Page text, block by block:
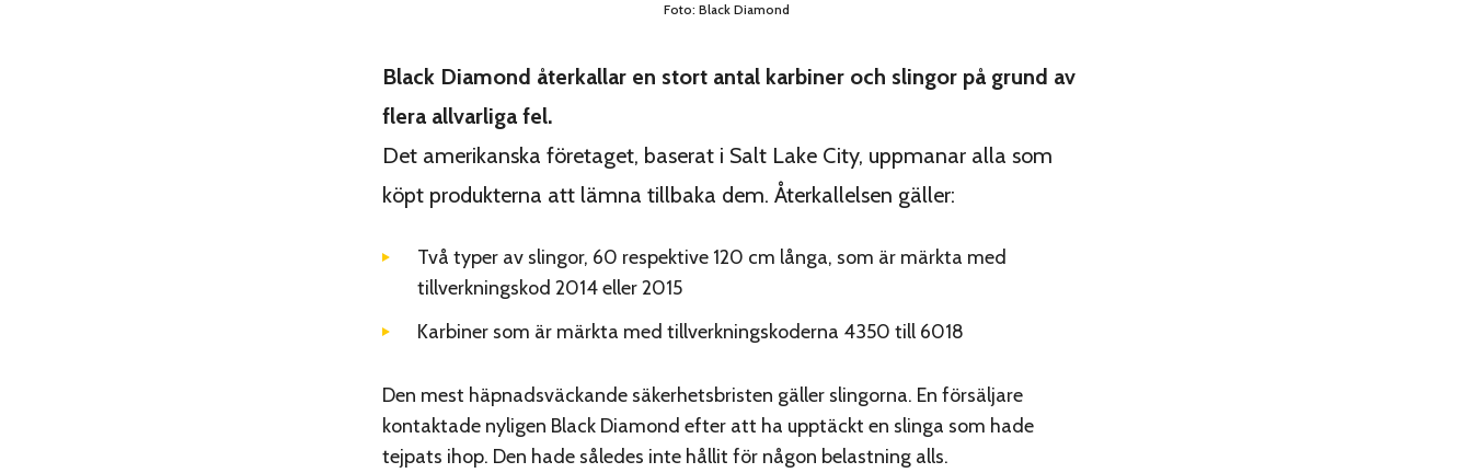
Foto: Black Diamond
Black Diamond återkallar en stort antal karbiner och slingor på grund av
flera allvarliga fel.
Det amerikanska företaget, baserat i Salt Lake City, uppmanar alla som
köpt produkterna att lämna tillbaka dem. Återkallelsen gäller:
Två typer av slingor, 60 respektive 120 cm långa, som är märkta med
tillverkningskod 2014 eller 2015
Karbiner som är märkta med tillverkningskoderna 4350 till 6018
Den mest häpnadsväckande säkerhetsbristen gäller slingorna. En försäljare
kontaktade nyligen Black Diamond efter att ha upptäckt en slinga som hade
tejpats ihop. Den hade således inte hållit för någon belastning alls.